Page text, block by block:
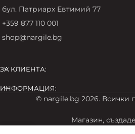
бул. Патриарх Евтимий 77
+359 877 110 001
shop@nargile.bg
ЗА КЛИЕНТА:
ИНФОРМАЦИЯ:
© nargile.bg 2026. Всички
Магазин,